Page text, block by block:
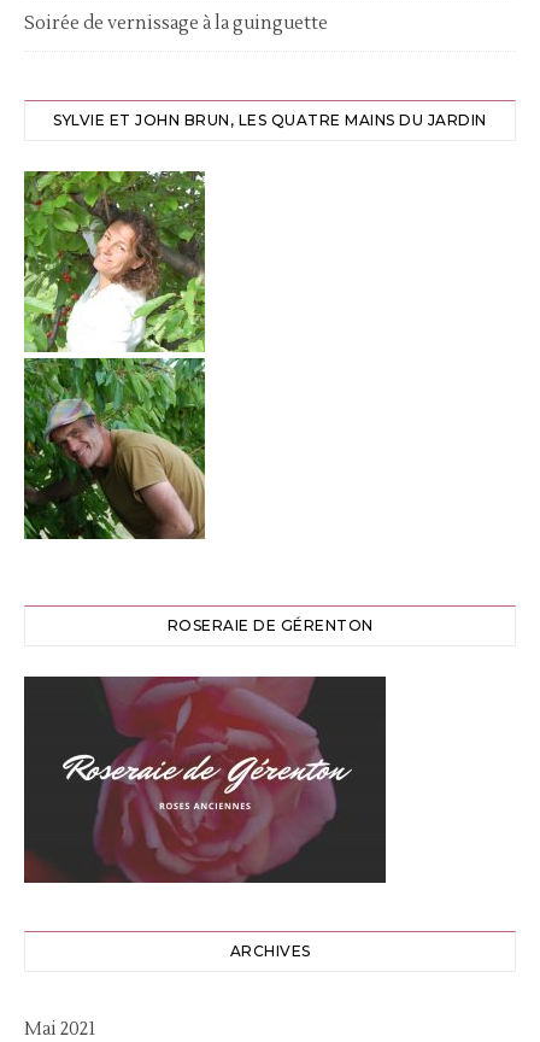
Soirée de vernissage à la guinguette
SYLVIE ET JOHN BRUN, LES QUATRE MAINS DU JARDIN
ROSERAIE DE GÉRENTON
ARCHIVES
Mai 2021